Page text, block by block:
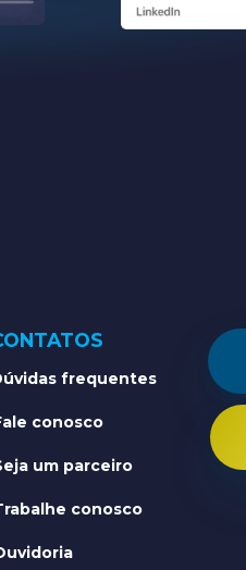
frequentes
conosco
um parceiro
conosco